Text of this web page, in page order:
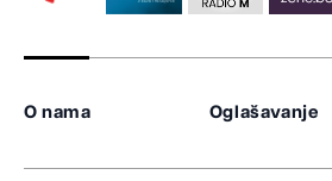
O nama Oglašavanje